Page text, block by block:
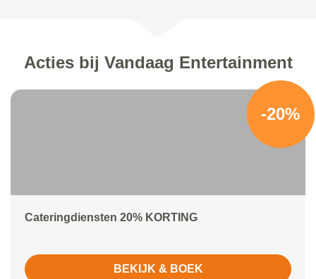
Acties bij Vandaag Entertainment
-20%
Cateringdiensten 20% KORTING
BEKIJK & BOEK